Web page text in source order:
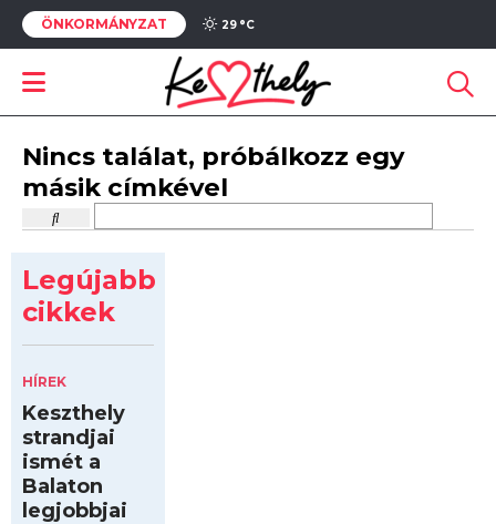
ÖNKORMÁNYZAT 29 °C
Nincs találat, próbálkozz egy
másik címkével
Legújabb
cikkek
HÍREK
Keszthely
strandjai
ismét a
Balaton
legjobbjai